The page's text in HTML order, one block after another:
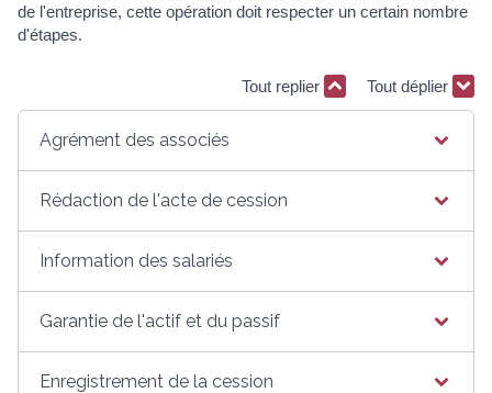
de l'entreprise, cette opération doit respecter un certain nombre
d'étapes.
Tout replier Tout déplier
Agrément des associés
Rédaction de l'acte de cession
Information des salariés
Garantie de l'actif et du passif
Enregistrement de la cession